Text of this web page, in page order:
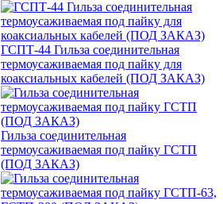
ГСПТ-44 Гильза соединительная
термоусаживаемая под пайку для
коаксиальных кабелей (ПОД ЗАКАЗ)
Гильза соединительная
термоусаживаемая под пайку ГСТП
(ПОД ЗАКАЗ)